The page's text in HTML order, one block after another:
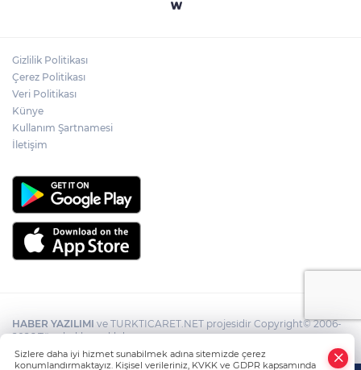
Gizlilik Politikası
Çerez Politikası
Veri Politikası
Künye
Kullanım Şartnamesi
İletişim
HABER YAZILIMI ve TURKTICARET.NET projesidir Copyright© 2006-
2026 Tüm hakları saklıdır.
Sizlere daha iyi hizmet sunabilmek adına sitemizde çerez
konumlandırmaktayız. Kişisel verileriniz, KVKK ve GDPR kapsamında